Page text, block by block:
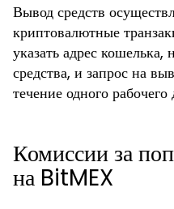
Вывод средств
криптовалютные
указать адрес кошелька,
средства, и запрос на
течение одного рабочего
Комиссии за
на BitMEX